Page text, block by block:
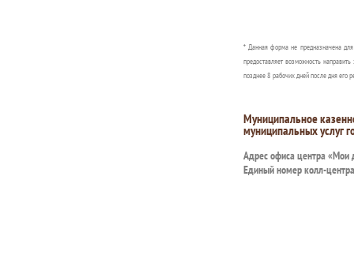
* Данная форма не предназначена
предоставляет возможность
позднее 8 рабочих дней после дня его
Муниципальное
муниципальных услуг
Адрес офиса центра «Мои
Единый номер колл-